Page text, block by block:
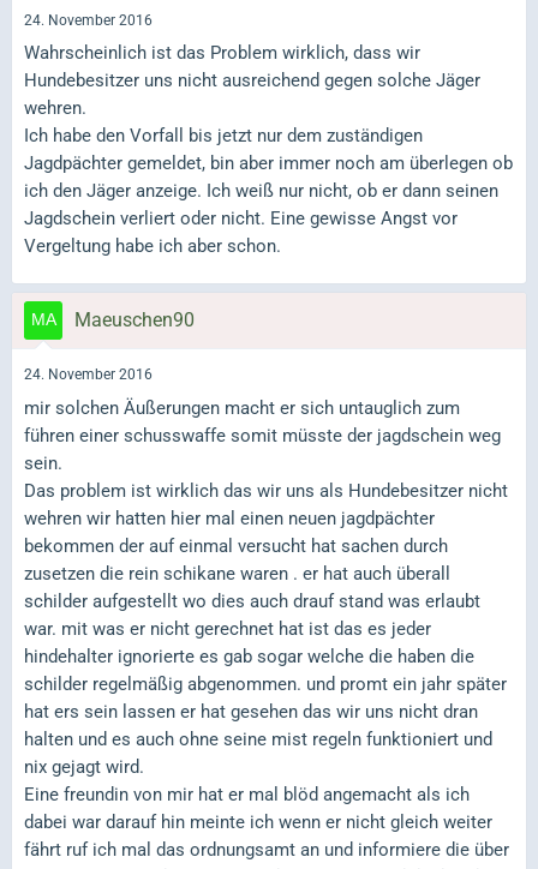
24. November 2016
Wahrscheinlich ist das Problem wirklich, dass wir
Hundebesitzer uns nicht ausreichend gegen solche Jäger
wehren.
Ich habe den Vorfall bis jetzt nur dem zuständigen
Jagdpächter gemeldet, bin aber immer noch am überlegen ob
ich den Jäger anzeige. Ich weiß nur nicht, ob er dann seinen
Jagdschein verliert oder nicht. Eine gewisse Angst vor
Vergeltung habe ich aber schon.
Maeuschen90
24. November 2016
mir solchen Äußerungen macht er sich untauglich zum
führen einer schusswaffe somit müsste der jagdschein weg
sein.
Das problem ist wirklich das wir uns als Hundebesitzer nicht
wehren wir hatten hier mal einen neuen jagdpächter
bekommen der auf einmal versucht hat sachen durch
zusetzen die rein schikane waren . er hat auch überall
schilder aufgestellt wo dies auch drauf stand was erlaubt
war. mit was er nicht gerechnet hat ist das es jeder
hindehalter ignorierte es gab sogar welche die haben die
schilder regelmäßig abgenommen. und promt ein jahr später
hat ers sein lassen er hat gesehen das wir uns nicht dran
halten und es auch ohne seine mist regeln funktioniert und
nix gejagt wird.
Eine freundin von mir hat er mal blöd angemacht als ich
dabei war darauf hin meinte ich wenn er nicht gleich weiter
fährt ruf ich mal das ordnungsamt an und informiere die über